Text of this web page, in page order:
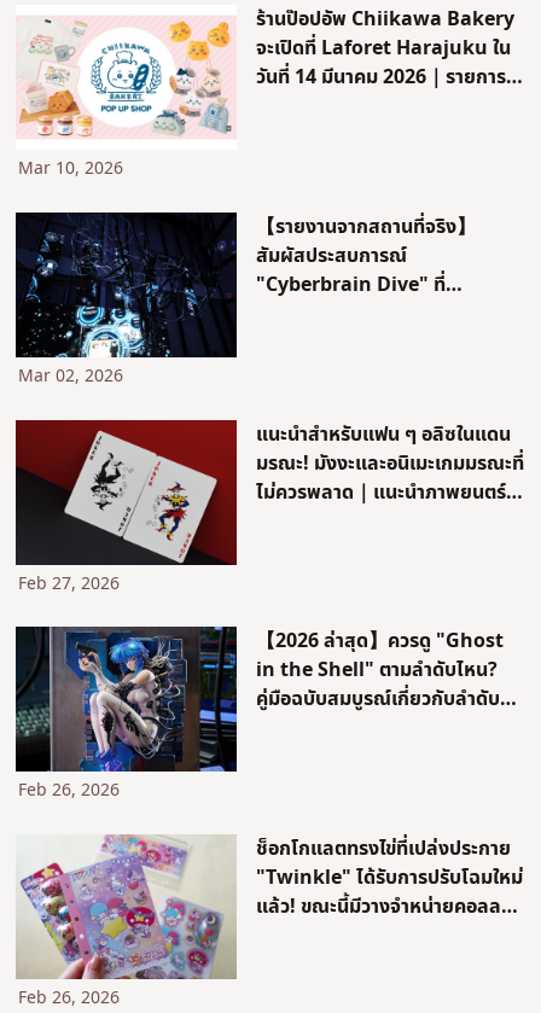
ร้านป๊อปอัพ Chiikawa Bakery
จะเปิดที่ Laforet Harajuku ใน
วันที่ 14 มีนาคม 2026｜รายการ
Mar 10, 2026
【รายงานจากสถานที่จริง】
สัมผัสประสบการณ์
"Cyberbrain Dive" ที่
Mar 02, 2026
แนะนำสำหรับแฟน ๆ อลิซในแดน
มรณะ! มังงะและอนิเมะเกมมรณะที่
ไม่ควรพลาด｜แนะนำภาพยนตร์
Feb 27, 2026
【2026 ล่าสุด】ควรดู "Ghost
in the Shell" ตามลำดับไหน?
คู่มือฉบับสมบูรณ์เกี่ยวกับลำดับ
Feb 26, 2026
ช็อกโกแลตทรงไข่ที่เปล่งประกาย
"Twinkle" ได้รับการปรับโฉมใหม่
แล้ว! ขณะนี้มีวางจำหน่ายคอลลา
Feb 26, 2026